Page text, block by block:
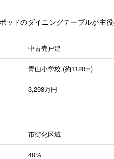
ッドのダイニングテーブルが主
中古売戸建
青山小学校 (約1120m)
3,298万円
市街化区域
40％